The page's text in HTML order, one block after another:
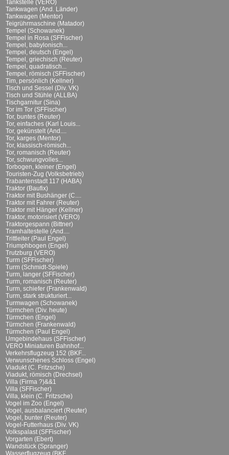
Tankstelle (VERO)
Tankwagen (And. Länder)
Tankwagen (Mentor)
Teigrührmaschine (Matador)
Tempel (Schowanek)
Tempel in Rosa (SFFischer)
Tempel, babylonisch...
Tempel, deutsch (Engel)
Tempel, griechisch (Reuter)
Tempel, quadratisch...
Tempel, römisch (SFFischer)
Tim, persönlich (Kellner)
Tisch und Sessel (Div. VK)
Tisch und Stühle (ALLBA)
Tischgarnitur (Sina)
Tor im Tor (SFFischer)
Tor, buntes (Reuter)
Tor, einfaches (Karl Louis...
Tor, gekünstelt (And....
Tor, karges (Mentor)
Tor, klassisch-römisch...
Tor, romanisch (Reuter)
Tor, schwungvolles...
Torbogen, kleiner (Engel)
Touristen-Zug (Volksbetrieb)
Trabantenstadt 117 (HABA)
Traktor (Baufix)
Traktor mit Bushänger (C....
Traktor mit Fahrer (Reuter)
Traktor mit Hänger (Kellner)
Traktor, motorisiert (VERO)
Traktorgespann (Bittner)
Tramhaltestelle (And....
Trittleiter (Paul Engel)
Triumphbogen (Engel)
Trutzburg (VERO)
Turm (SFFischer)
Turm (Schmidt-Spiele)
Turm, langer (SFFischer)
Turm, romanisch (Reuter)
Turm, schiefer (Frankenwald)
Turm, stark strukturiert...
Turmwagen (Schowanek)
Türmchen (Div. heute)
Türmchen (Engel)
Türmchen (Frankenwald)
Türmchen (Paul Engel)
Umgebindehaus (SFFischer)
VERO Miniaturen Bahnhof...
Verkehrsflugzeug 152 (BKF...
Verwunschenes Schloss (Engel)
Viadukt (C. Fritzsche)
Viadukt, römisch (Drechsel)
Villa (Firma ?)&&1
Villa (SFFischer)
Villa, klein (C. Fritzsche)
Vogel im Zoo (Engel)
Vogel, ausbalanciert (Reuter)
Vogel, bunter (Reuter)
Vogel-Futterhaus (Div. VK)
Volkspalast (SFFischer)
Vorgarten (Ebert)
Wandstück (Spranger)
Wasserflugzeug (BKF